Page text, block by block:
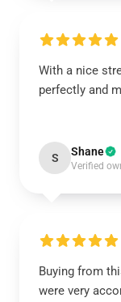
With a nice
perfectly and
S Shane
Verified
Buying from
were very